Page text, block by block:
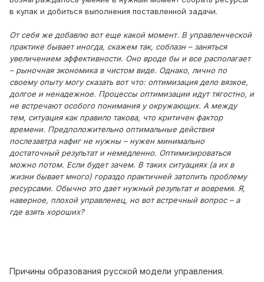
в кулак и добиться выполнения поставленной задачи.
От себя же добавлю вот еще какой момент. В управленческой
практике бывает иногда, скажем так, соблазн – заняться
увеличением эффективности. Оно вроде бы и все располагает
– рыночная экономика в чистом виде. Однако, лично по
своему опыту могу сказать вот что: оптимизация дело вязкое,
долгое и ненадежное. Процессы оптимизации идут тягостно, и
не встречают особого понимания у окружающих. А между
тем, ситуация как правило такова, что критичен фактор
времени. Предположительно оптимальные действия
послезавтра нафиг не нужны – нужен минимально
достаточный результат и немедленно. Оптимизироваться
можно потом. Если будет зачем. В таких ситуациях (а их в
жизни бывает много) гораздо практичней затопить проблему
ресурсами. Обычно это дает нужный результат и вовремя. Я,
наверное, плохой управленец, но вот встречный вопрос – а
где взять хороших?
Причины образования русской модели управления.